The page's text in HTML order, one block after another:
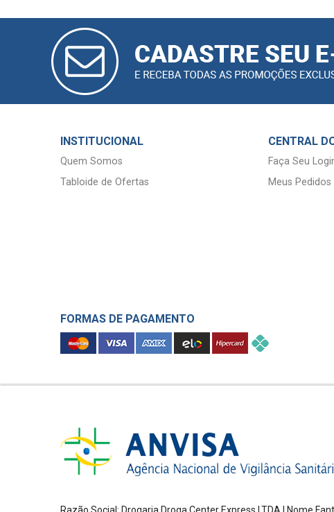
CADASTRAR
E-MAIL
INSTITUCIONAL
Quem Somos
Tabloide de Ofertas
CENTRAL
Faça Seu
Meus Pedidos
FORMAS DE PAGAMENTO
Razão Social: Drogaria Droga Center Express LTDA | Nome